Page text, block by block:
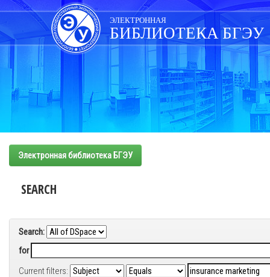
Skip
navigation
ЭЛЕКТРОННАЯ
БИБЛИОТЕКА БГЭУ
Электронная библиотека БГЭУ
SEARCH
Search:
for
Current filters: